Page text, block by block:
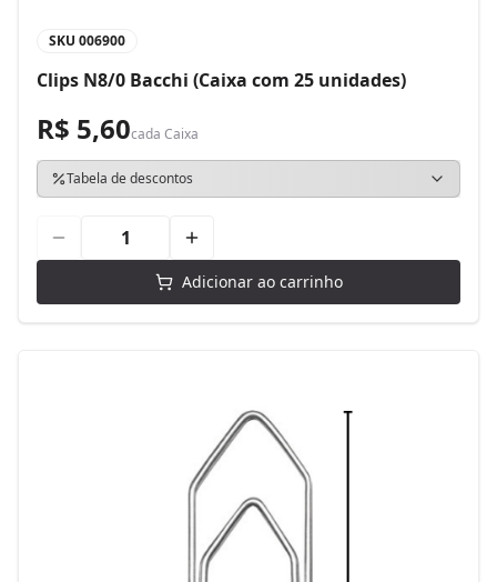
SKU 006900
Clips N8/0 Bacchi (Caixa com 25 unidades)
R$ 5,60cada Caixa
Tabela de descontos
Adicionar ao carrinho